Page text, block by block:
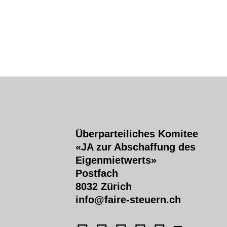
Überparteiliches Komitee
«JA zur Abschaffung des
Eigenmietwerts»
Postfach
8032 Zürich
info@faire-steuern.ch